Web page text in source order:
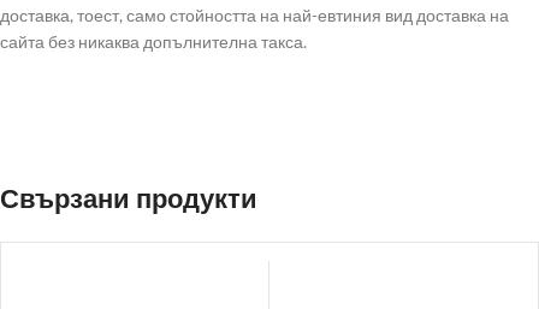
доставка, тоест, само стойността на най-евтиния вид доставка на
сайта без никаква допълнителна такса.
Свързани продукти